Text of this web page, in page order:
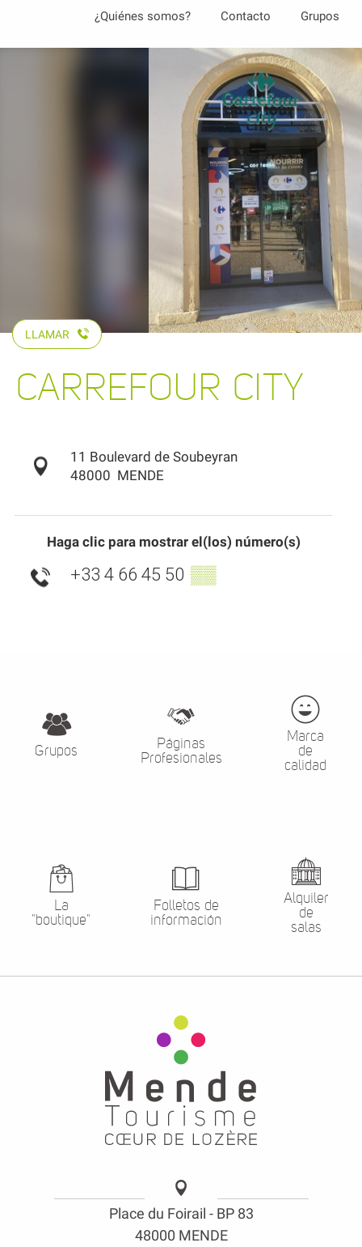
¿Quiénes somos? Contacto Grupos
LLAMAR
CARREFOUR CITY
11 Boulevard de Soubeyran
48000 MENDE
Haga clic para mostrar el(los) número(s)
+33 4 66 45 50 ▒▒
Grupos
Páginas
Profesionales
Marca
de
calidad
La
"boutique"
Folletos de
información
Alquiler
de
salas
Place du Foirail - BP 83
48000 MENDE